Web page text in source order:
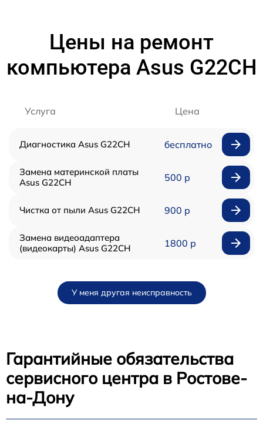
Цены на ремонт
компьютера Asus G22CH
Услуга Цена
Диагностика Asus G22CH бесплатно
Замена материнской платы
Asus G22CH
500 р
Чистка от пыли Asus G22CH 900 р
Замена видеоадаптера
(видеокарты) Asus G22CH
1800 р
У меня другая неисправность
Гарантийные обязательства
сервисного центра в Ростове-
на-Дону